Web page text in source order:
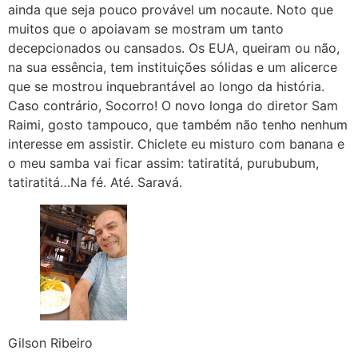
ainda que seja pouco provável um nocaute. Noto que
muitos que o apoiavam se mostram um tanto
decepcionados ou cansados. Os EUA, queiram ou não,
na sua essência, tem instituições sólidas e um alicerce
que se mostrou inquebrantável ao longo da história.
Caso contrário, Socorro! O novo longa do diretor Sam
Raimi, gosto tampouco, que também não tenho nenhum
interesse em assistir. Chiclete eu misturo com banana e
o meu samba vai ficar assim: tatiratitá, purububum,
tatiratitá…Na fé. Até. Saravá.
Gilson Ribeiro